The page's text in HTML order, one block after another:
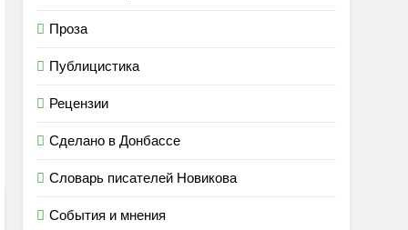
Проза
Публицистика
Рецензии
Сделано в Донбассе
Словарь писателей Новикова
События и мнения